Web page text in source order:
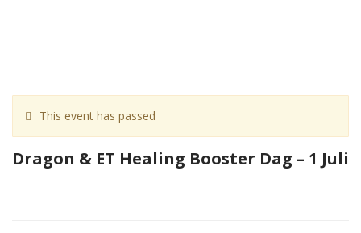
This event has passed
Dragon & ET Healing Booster Dag – 1 Juli